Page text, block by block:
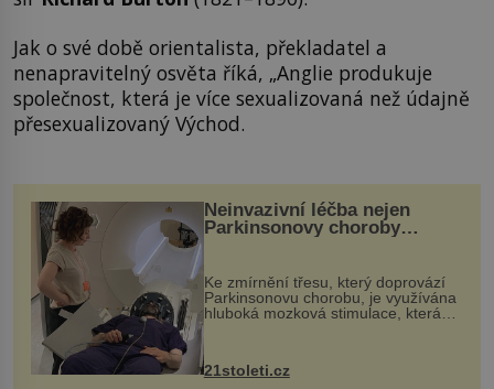
Jak o své době orientalista, překladatel a
nenapravitelný osvěta říká, „Anglie produkuje
společnost, která je více sexualizovaná než údajně
přesexualizovaný Východ.
Neinvazivní léčba nejen
Parkinsonovy choroby
Ke zmírnění třesu, který doprovází
Parkinsonovu chorobu, je využívána
hluboká mozková stimulace, která
však vyžaduje vysoce invazivní
k dostatečně přesnému zacílení ...
21stoleti.cz